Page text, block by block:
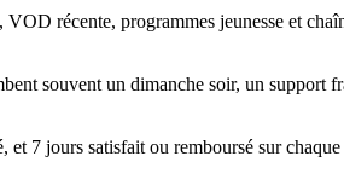
récente, programmes jeunesse et
souvent un dimanche soir, un
et 7 jours satisfait ou remboursé sur chaque